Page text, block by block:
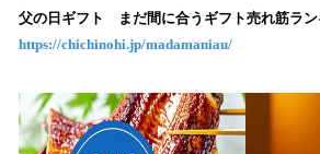
中
で
父の日ギフト まだ間に合うギフト売れ筋ラン
https://chichinohi.jp/madamaniau/